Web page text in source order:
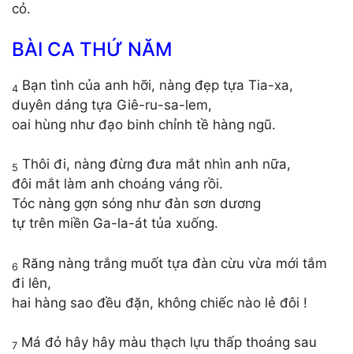
cỏ.
BÀI CA THỨ NĂM
4 Bạn tình của anh hỡi, nàng đẹp tựa Tia-xa,
duyên dáng tựa Giê-ru-sa-lem,
oai hùng như đạo binh chỉnh tề hàng ngũ.
5 Thôi đi, nàng đừng đưa mắt nhìn anh nữa,
đôi mắt làm anh choáng váng rồi.
Tóc nàng gợn sóng như đàn sơn dương
tự trên miền Ga-la-át tủa xuống.
6 Răng nàng trắng muốt tựa đàn cừu vừa mới tắm
đi lên,
hai hàng sao đều đặn, không chiếc nào lẻ đôi !
7 Má đỏ hây hây màu thạch lựu thấp thoáng sau